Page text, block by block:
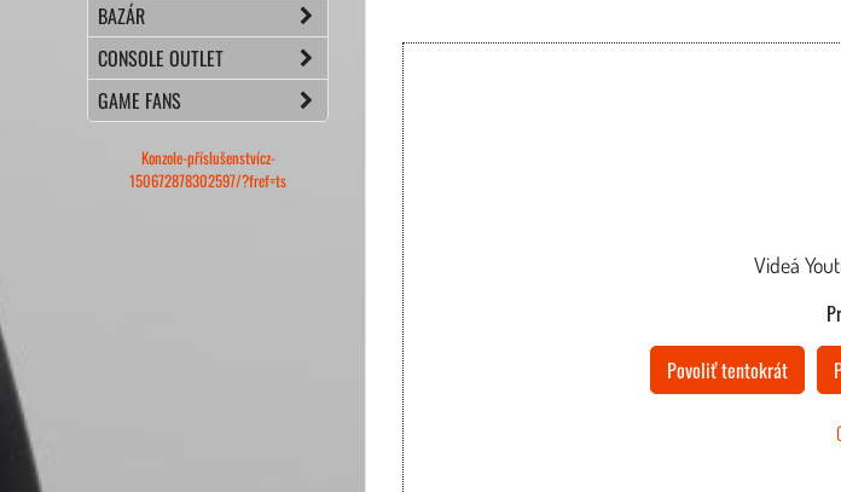
Videá
Povoliť tentokrát
BAZÁR
CONSOLE OUTLET
GAME FANS
Konzole-příslušenstvícz-
150672878302597/?fref=ts